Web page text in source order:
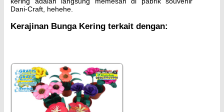
Dani-Craft, hehehe.
Kerajinan Bunga Kering terkait dengan: